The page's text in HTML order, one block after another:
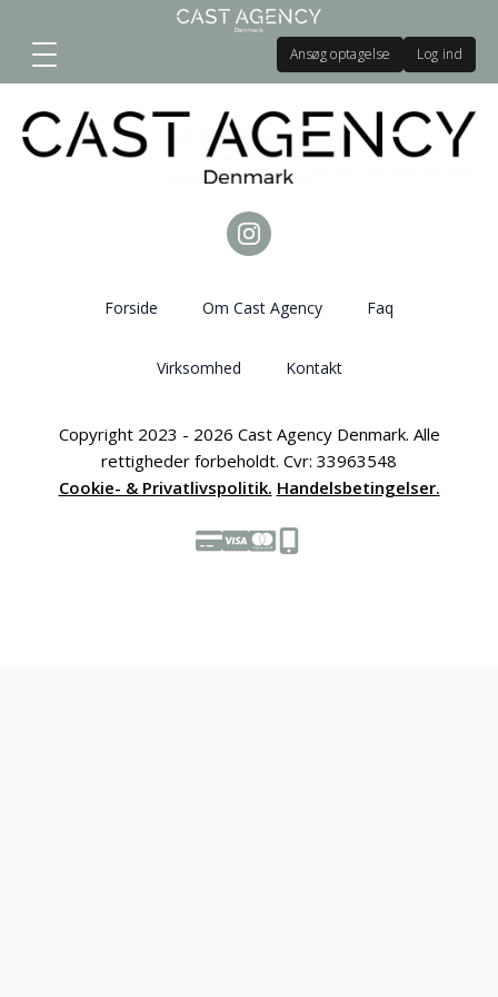
Ansøg optagelse Log ind
Forside Om Cast Agency Faq
Virksomhed Kontakt
Copyright 2023 - 2026 Cast Agency Denmark. Alle
rettigheder forbeholdt. Cvr: 33963548
Cookie- & Privatlivspolitik. Handelsbetingelser.